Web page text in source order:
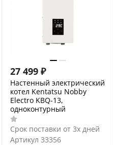
27 499 ₽
Настенный электрический
котел Kentatsu Nobby
Electro KBQ-13,
одноконтурный
Срок поставки от 3х дней
Артикул 33356